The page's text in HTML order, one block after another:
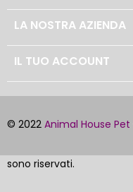
LA NOSTRA AZIENDA
IL TUO ACCOUNT
© 2022 Animal House Pet
sono riservati.